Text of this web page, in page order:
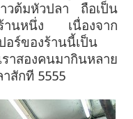
วต้มหัวปลา ถือเป็น
ร้านหนึ่ง เนื่องจาก
อร์ของร้านนี้เป็น
าสองคนมากินหลาย
สักที 5555